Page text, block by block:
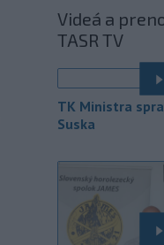
dráhy na letisku
dron naložený
Slovensko
s vodou, pretože
zápasia s kritickou
v hre je aj možné
Litovská
objavila ďalší
ktorý mal slúžiť na
prevádzanie
Videá a
TASR TV
TK Ministra
Suska